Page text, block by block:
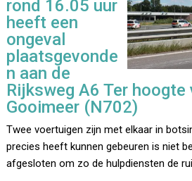
rond 16.05 uur
heeft een
ongeval
plaatsgevonde
n aan de
Rijksweg A6 Ter hoogte
Gooimeer (N702)
Twee voertuigen zijn met elkaar in
precies heeft kunnen gebeuren is niet
afgesloten om zo de hulpdiensten de